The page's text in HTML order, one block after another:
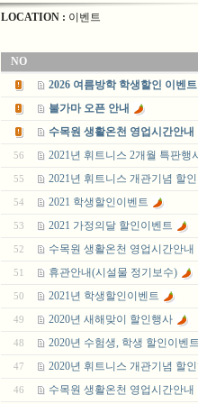
LOCATION : 이벤트
NO
2026 여름방학 학생할인 이벤트
불가마 오픈 안내
수목원 생활온천 영업시간안내
56 2021년 휘트니스 2개월 특판행
55 2021년 휘트니스 개관기념 할
54 2021 학생할인이벤트
53 2021 가정의달 할인이벤트
52 수목원 생활온천 영업시간안내
51 휴관안내(시설물 정기보수)
50 2021년 학생할인이벤트
49 2020년 새해맞이 할인행사
48 2020년 수험생, 학생 할인이벤
47 2020년 휘트니스 개관기념 할
46 수목원 생활온천 영업시간안내